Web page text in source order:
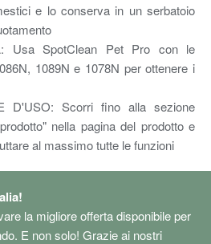
e lo conserva in un serbatoio
Usa SpotClean Pet Pro con le
1089N e 1078N per ottenere i
D'USO: Scorri fino alla sezione
nella pagina del prodotto e
al massimo tutte le funzioni
la migliore offerta disponibile per
E non solo! Grazie ai nostri